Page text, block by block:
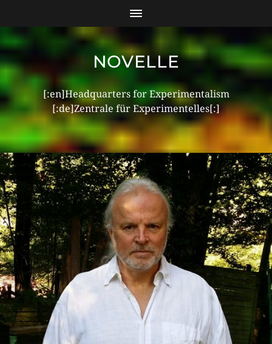
NOVELLE
[:en]Headquarters for Experimentalism
[:de]Zentrale für Experimentelles[:]